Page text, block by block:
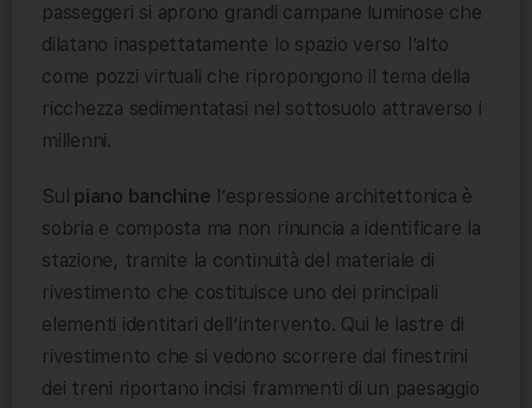
passeggeri si aprono grandi campane luminose che
dilatano inaspettatamente lo spazio verso l’alto
come pozzi virtuali che ripropongono il tema della
ricchezza sedimentatasi nel sottosuolo attraverso i
millenni.
Sul piano banchine l’espressione architettonica è
sobria e composta ma non rinuncia a identificare la
stazione, tramite la continuità del materiale di
rivestimento che costituisce uno dei principali
elementi identitari dell’intervento. Qui le lastre di
rivestimento che si vedono scorrere dai finestrini
dei treni riportano incisi frammenti di un paesaggio